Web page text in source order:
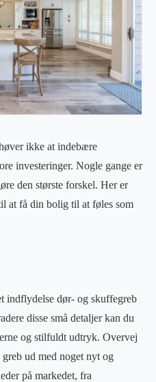
ikke at indebære
investeringer. Nogle gange er
den største forskel. Her er
at få din bolig til at føles som
indflydelse dør- og skuffegreb
disse små detaljer kan du
og stilfuldt udtryk. Overvej
ud med noget nyt og
på markedet, fra